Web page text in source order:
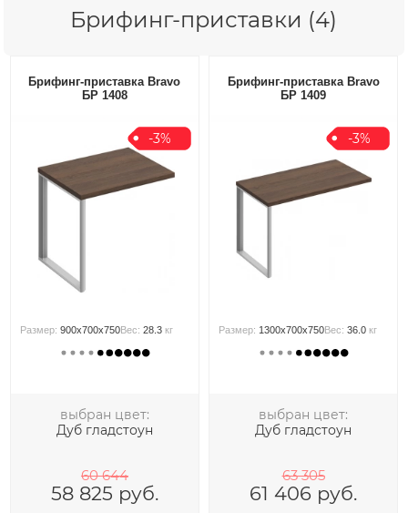
Брифинг-приставки (4)
Брифинг-приставка Bravo
БР 1408
-3%
Размер:900x700x750Вес:28.3 кг
выбран цвет:
Дуб гладстоун
60 644
58 825 руб.
Брифинг-приставка Bravo
БР 1409
-3%
Размер: 1300x700x750Вес:36.0 кг
выбран цвет:
Дуб гладстоун
63 305
61 406 руб.